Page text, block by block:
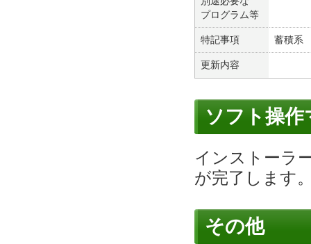
プログラム等
特記事項 蓄積系
更新内容
ソフト操
インストーラ
が完了します
その他